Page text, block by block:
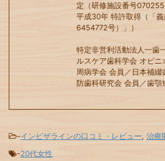
定（研修施設番号070255
平成30年 特許取得（「
6454772号）」）
特定非営利活動法人一歯
ルスケア歯科学会 オピ
周病学会 会員／日本補
防歯科研究会 会員／歯顎
-インビザラインの口コミ・レビュー, 治療
-20代女性